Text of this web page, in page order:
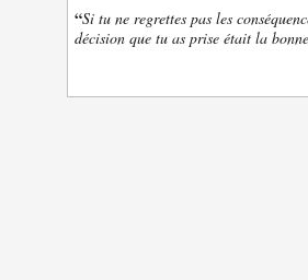
“Si tu ne regrettes pas les
décision que tu as prise était la